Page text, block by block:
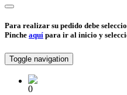
Para realizar su pedido debe
Pinche aquí para ir al inicio y
Toggle navigation
0